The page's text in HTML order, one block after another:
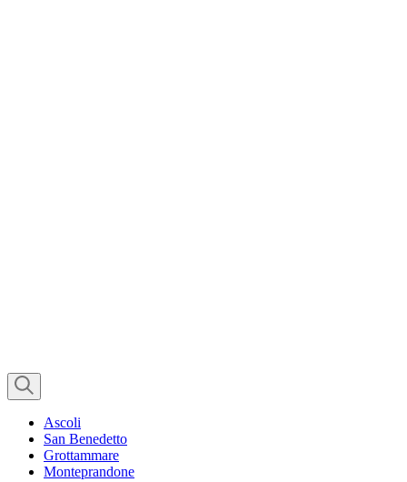
Ascoli
San Benedetto
Grottammare
Monteprandone